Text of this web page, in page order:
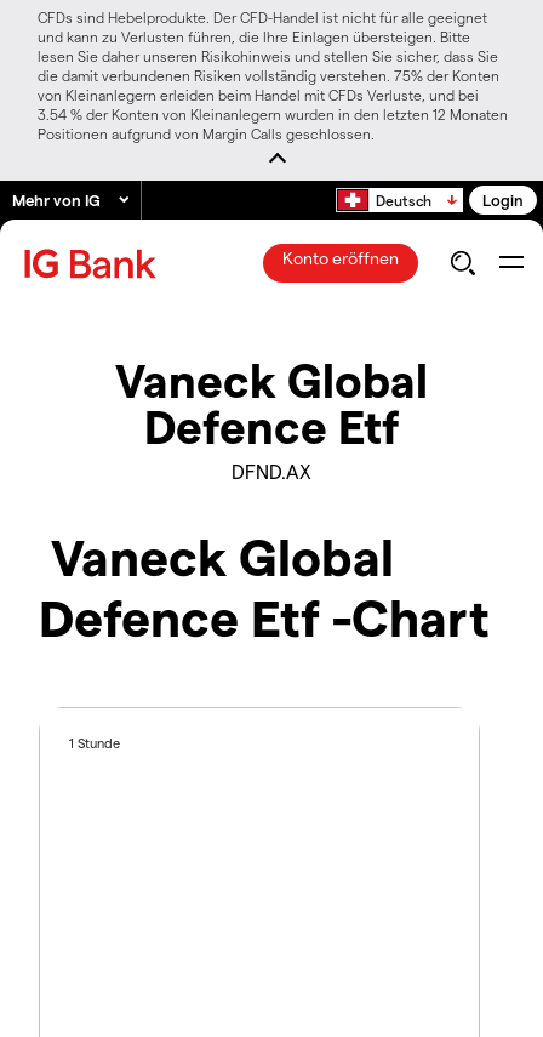
CFDs sind Hebelprodukte. Der CFD-Handel ist nicht für alle geeignet
und kann zu Verlusten führen, die Ihre Einlagen übersteigen. Bitte
lesen Sie daher unseren Risikohinweis und stellen Sie sicher, dass Sie
die damit verbundenen Risiken vollständig verstehen. 75% der Konten
von Kleinanlegern erleiden beim Handel mit CFDs Verluste, und bei
3.54 % der Konten von Kleinanlegern wurden in den letzten 12 Monaten
Positionen aufgrund von Margin Calls geschlossen.
Mehr von IG Deutsch Login
Konto eröffnen
Vaneck Global
Defence Etf
DFND.AX
Vaneck Global
Defence Etf -Chart
1 Stunde